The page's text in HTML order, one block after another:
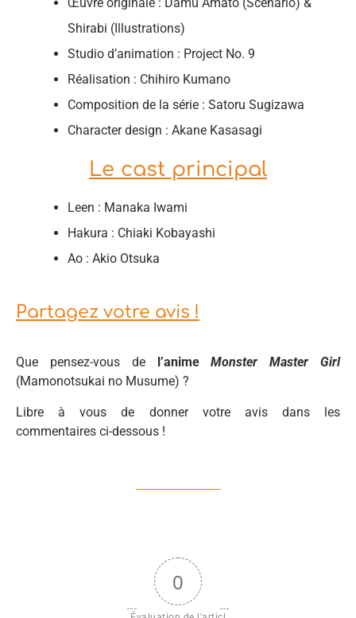
Shirabi (Illustrations)
Studio d’animation : Project No. 9
Réalisation : Chihiro Kumano
Composition de la série : Satoru Sugizawa
Character design : Akane Kasasagi
Le cast principal
Leen : Manaka Iwami
Hakura : Chiaki Kobayashi
Ao : Akio Otsuka
Partagez votre avis !
Que pensez-vous de l’animeMonster Master Girl
(Mamonotsukai no Musume) ?
Libre à vous de donner votre avis dans les
commentaires ci-dessous !
0